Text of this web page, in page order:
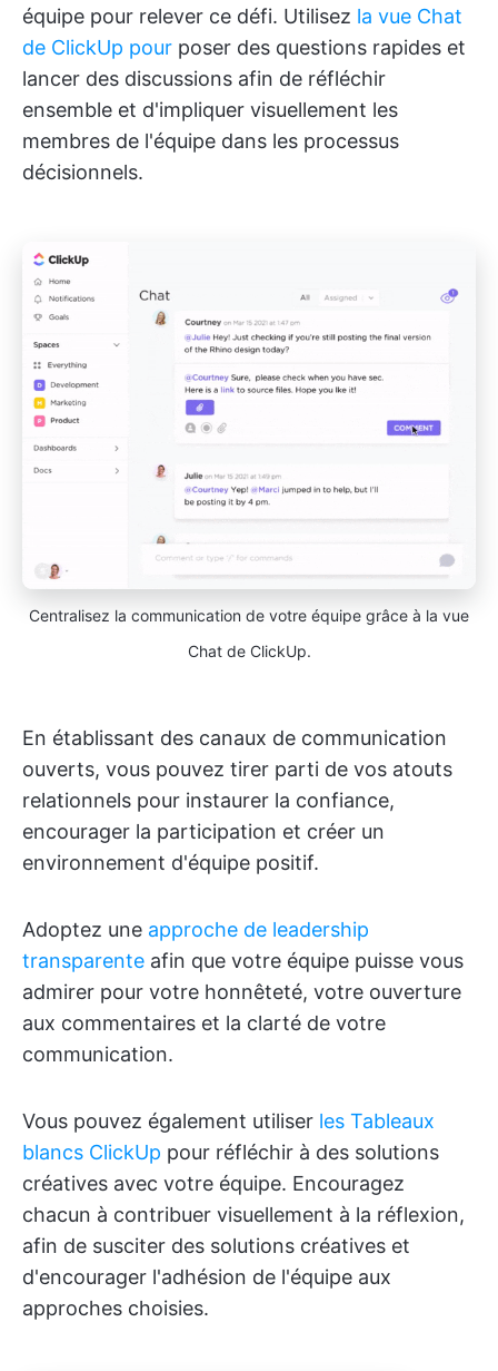
équipe pour relever ce défi. Utilisez la vue Chat
de ClickUp pour poser des questions rapides et
lancer des discussions afin de réfléchir
ensemble et d'impliquer visuellement les
membres de l'équipe dans les processus
décisionnels.
Centralisez la communication de votre équipe grâce à la vue
Chat de ClickUp.
En établissant des canaux de communication
ouverts, vous pouvez tirer parti de vos atouts
relationnels pour instaurer la confiance,
encourager la participation et créer un
environnement d'équipe positif.
Adoptez une approche de leadership
transparente afin que votre équipe puisse vous
admirer pour votre honnêteté, votre ouverture
aux commentaires et la clarté de votre
communication.
Vous pouvez également utiliser les Tableaux
blancs ClickUp pour réfléchir à des solutions
créatives avec votre équipe. Encouragez
chacun à contribuer visuellement à la réflexion,
afin de susciter des solutions créatives et
d'encourager l'adhésion de l'équipe aux
approches choisies.